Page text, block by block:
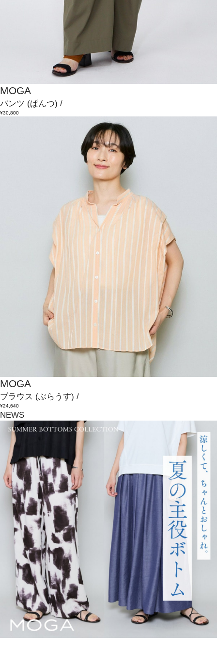
MOGA
パンツ (ぱんつ) /
¥30,800
MOGA
ブラウス (ぶらうす) /
¥24,640
NEWS